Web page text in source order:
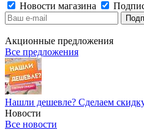
Новости магазина
Акционные предложения
Все предложения
Нашли дешевле? Сделаем
Новости
Все новости